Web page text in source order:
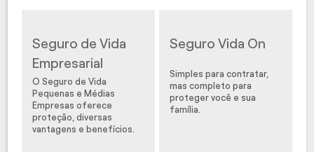
Seguro de Vida
Empresarial
O Seguro de Vida
Pequenas e Médias
Empresas oferece
proteção, diversas
vantagens e benefícios.
Seguro Vida On
Simples para contratar,
mas completo para
proteger você e sua
família.